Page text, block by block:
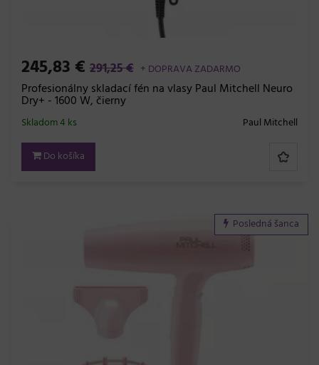
245,83 € 291,25 € + DOPRAVA ZADARMO
Profesionálny skladací fén na vlasy Paul Mitchell Neuro
Dry+ - 1600 W, čierny
Paul Mitchell
Skladom 4 ks
Do košíka
Posledná šanca